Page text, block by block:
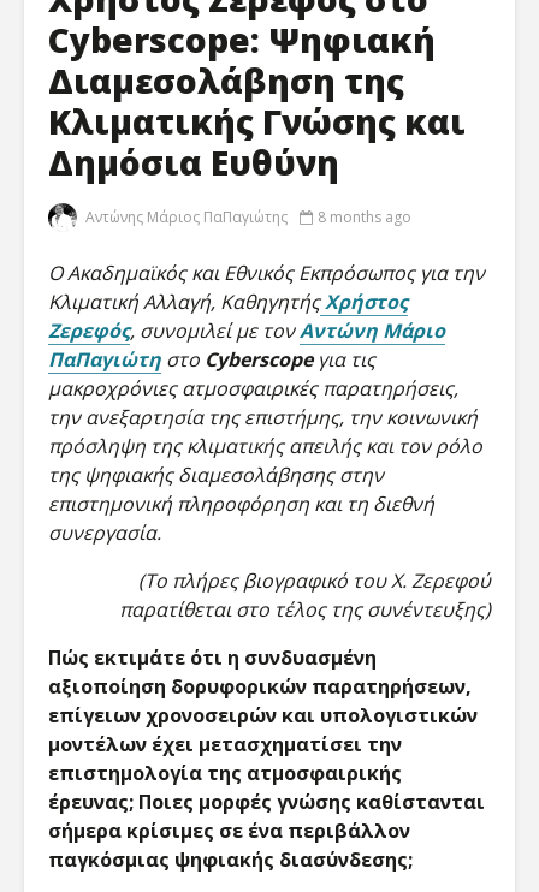
Cyberscope: Ψηφιακή
Διαμεσολάβηση της
Κλιματικής Γνώσης και
Δημόσια Ευθύνη
Αντώνης Μάριος ΠαΠαγιώτης 8 months ago
Ο Ακαδημαϊκός και Εθνικός Εκπρόσωπος για την
Κλιματική Αλλαγή, ΚαθηγητήςΧρήστος
Ζερεφός, συνομιλεί με τονΑντώνη Μάριο
ΠαΠαγιώτη στο Cyberscopeγια τις
μακροχρόνιες ατμοσφαιρικές παρατηρήσεις,
την ανεξαρτησία της επιστήμης, την κοινωνική
πρόσληψη της κλιματικής απειλής και τον ρόλο
της ψηφιακής διαμεσολάβησης στην
επιστημονική πληροφόρηση και τη διεθνή
συνεργασία.
(Το πλήρες βιογραφικό του Χ. Ζερεφού
παρατίθεται στο τέλος της συνέντευξης)
Πώς εκτιμάτε ότι η συνδυασμένη
αξιοποίηση δορυφορικών παρατηρήσεων,
επίγειων χρονοσειρών και υπολογιστικών
μοντέλων έχει μετασχηματίσει την
επιστημολογία της ατμοσφαιρικής
έρευνας; Ποιες μορφές γνώσης καθίστανται
σήμερα κρίσιμες σε ένα περιβάλλον
παγκόσμιας ψηφιακής διασύνδεσης;
Νικολέττα
Τσιτσανούδη-
Μαλλίδη στο
Cyberscope: Η
γλώσσα, τα ΜΜΕ
και η πρόκληση
της ψηφιακής
Γεώργιος Α.
Ζάχος στο
Cyberscope:
Ψηφιακές
Αναπαραστάσεις
του Αρχαίου
Χώρου και
Ιστορική
Συνείδηση στον
Κυβερνοχώρο
Ο Θανάσης
Χειμωνάς μιλά
σε
Γεωργία